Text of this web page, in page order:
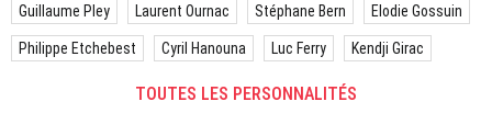
Guillaume Pley Laurent Ournac Stéphane Bern Elodie Gossuin
Philippe Etchebest Cyril Hanouna Luc Ferry Kendji Girac
TOUTES LES PERSONNALITÉS